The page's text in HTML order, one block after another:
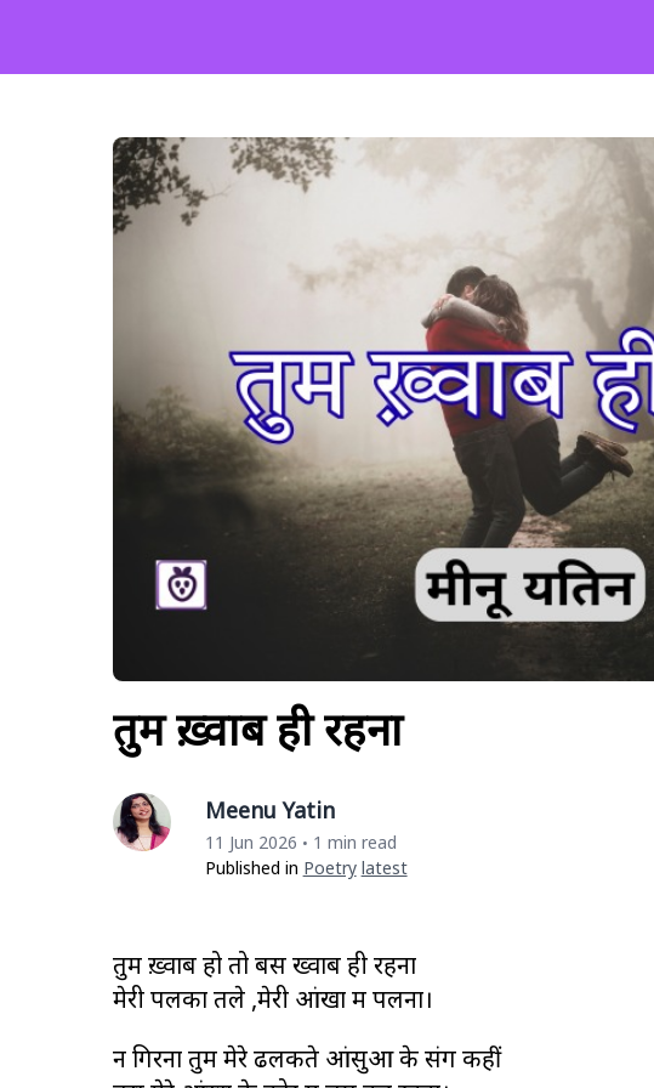
तुम ख़्वाब ही रहना
Meenu Yatin
11 Jun 2026 • 1 min read
Published in Poetry Latest
तुम ख़्वाब हो तो बस ख्वाब ही रहना
मेरी पलकों तले ,मेरी आंखों में पलना।
न गिरना तुम मेरे ढलकते आंसुओं के संग कहीं